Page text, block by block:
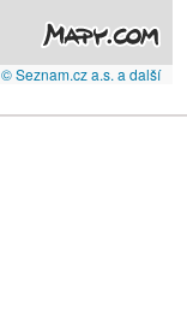
© Seznam.cz a.s. a další